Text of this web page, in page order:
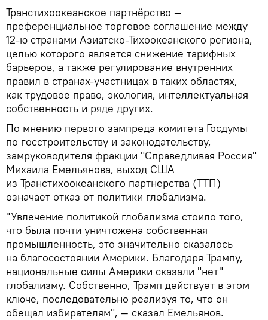
Транстихоокеанское партнёрство —
преференциальное торговое соглашение между
12-ю странами Азиатско-Тихоокеанского региона,
целью которого является снижение тарифных
барьеров, а также регулирование внутренних
правил в странах-участницах в таких областях,
как трудовое право, экология, интеллектуальная
собственность и ряде других.
По мнению первого зампреда комитета Госдумы
по госстроительству и законодательству,
замруководителя фракции "Справедливая Россия"
Михаила Емельянова, выход США
из Транстихоокеанского партнерства (ТТП)
означает отказ от политики глобализма.
"Увлечение политикой глобализма стоило того,
что была почти уничтожена собственная
промышленность, это значительно сказалось
на благосостоянии Америки. Благодаря Трампу,
национальные силы Америки сказали "нет"
глобализму. Собственно, Трамп действует в этом
ключе, последовательно реализуя то, что он
обещал избирателям", — сказал Емельянов.